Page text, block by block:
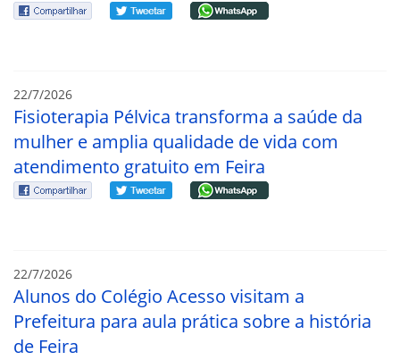
22/7/2026
Fisioterapia Pélvica transforma a saúde da
mulher e amplia qualidade de vida com
atendimento gratuito em Feira
22/7/2026
Alunos do Colégio Acesso visitam a
Prefeitura para aula prática sobre a história
de Feira